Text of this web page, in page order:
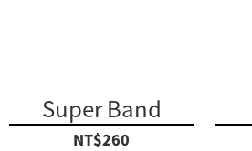
Super Band
NT$260